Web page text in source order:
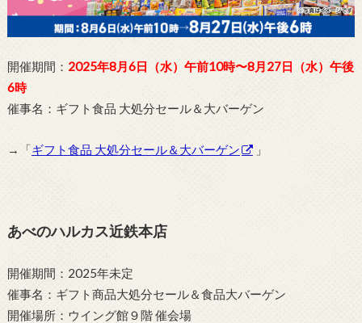
開催期間： 2025年8月6日（水）午前10時〜8月27日（水）午後
6時
催事名：ギフト食品 大処分セール＆大バーゲン
→「ギフト食品 大処分セール＆大バーゲン 」
あべのハルカス近鉄本店
開催期間：2025年未定
催事名：ギフト商品大処分セール＆食品大バーゲン
開催場所：ウイング館９階 催会場